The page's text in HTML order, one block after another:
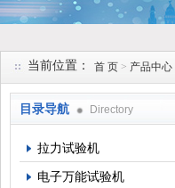
当前位置： 首 页 > 产品中心
目录导航 Directory
拉力试验机
电子万能试验机